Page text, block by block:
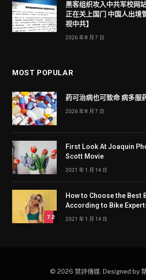
黑客组织攻入中共军校网
正在关上国门 中国人出境
视中共】
2026 年 8 月 7 日
MOST POPULAR
药可治病也可致命 病多服
2026 年 8 月 7 日
First Look At Joaquin
Scott Movie
2021 年 1 月 14 日
7.2
How to Choose the Best
According to Bike
2021 年 1 月 14 日
© 2026 禁評傳媒. Designed by